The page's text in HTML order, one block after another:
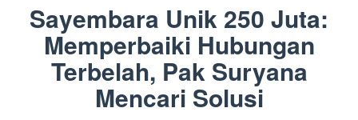
Sayembara Unik 250 Juta:
Memperbaiki Hubungan
Terbelah, Pak Suryana
Mencari Solusi